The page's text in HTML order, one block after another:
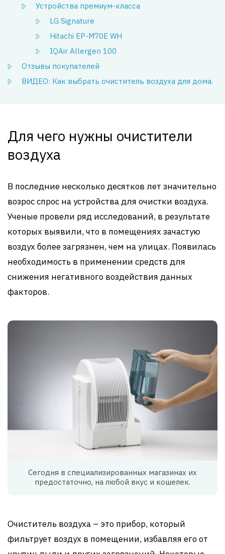
Устройства премиум-класса
LG Signature
Hitachi EP-M70E WH
IQAir Allergen 100
Отзывы покупателей
ВИДЕО: Как выбрать очиститель воздуха для дома.
Для чего нужны очистители
воздуха
В последние несколько десятков лет значительно
возрос спрос на устройства для очистки воздуха.
Ученые провели ряд исследований, в результате
которых выявили, что в помещениях зачастую
воздух более загрязнен, чем на улицах. Появилась
необходимость в применении средств для
снижения негативного воздействия данных
факторов.
Сегодня в специализированных магазинах их
предостаточно, на любой вкус и кошелек.
Очиститель воздуха – это прибор, который
фильтрует воздух в помещении, избавляя его от